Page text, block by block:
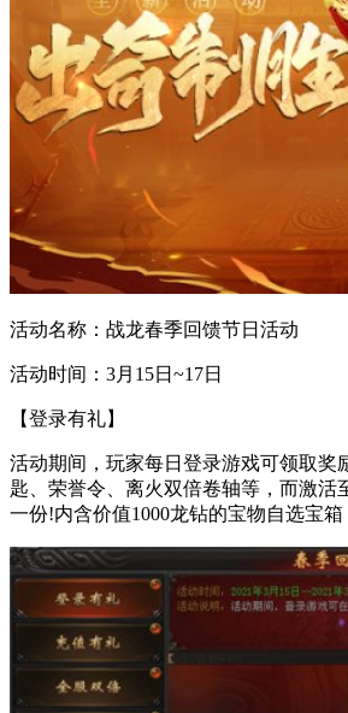
活动名称：战龙春季回馈节日活动
活动时间：3月15日~17日
【登录有礼】
活动期间，玩家每日登录游戏可领取奖
匙、荣誉令、离火双倍卷轴等，而激活
一份!内含价值1000龙钻的宝物自选宝箱